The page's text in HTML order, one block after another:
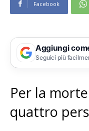
Facebook
Aggiungi
Seguici più
Per la
quattro